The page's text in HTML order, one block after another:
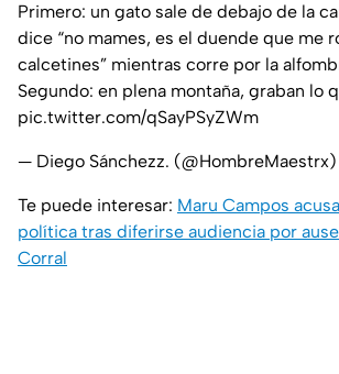
Primero: un gato sale de debajo de la
dice “no mames, es el duende que me
calcetines” mientras corre por la
Segundo: en plena montaña, graban lo
pic.twitter.com/qSayPSyZWm
— Diego Sánchezz. (@HombreMaestrx)
Te puede interesar: Maru Campos
política tras diferirse audiencia por
Corral